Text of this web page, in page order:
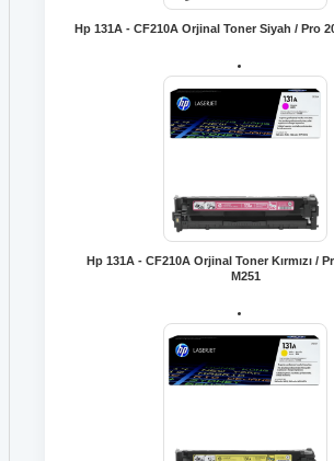
Hp 131A - CF210A Orjinal Toner Siyah / Pro
Hp 131A - CF210A Orjinal Toner Kırmızı /
M251